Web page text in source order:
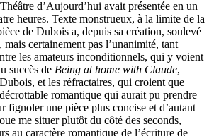
d’Aujourd’hui avait présentée en un
heures. Texte monstrueux, à la limite de la
de Dubois a, depuis sa création, soulevé
mais certainement pas l’unanimité, tant
les amateurs inconditionnels, qui y voient
succès de Being at home with Claude,
et les réfractaires, qui croient que
romantique qui aurait pu prendre
fignoler une pièce plus concise et d’autant
me situer plutôt du côté des seconds,
au caractère romantique de l’écriture de